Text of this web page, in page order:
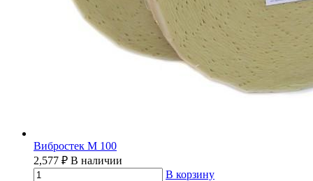
Вибростек М 100
2,577 ₽ В наличии
В корзину